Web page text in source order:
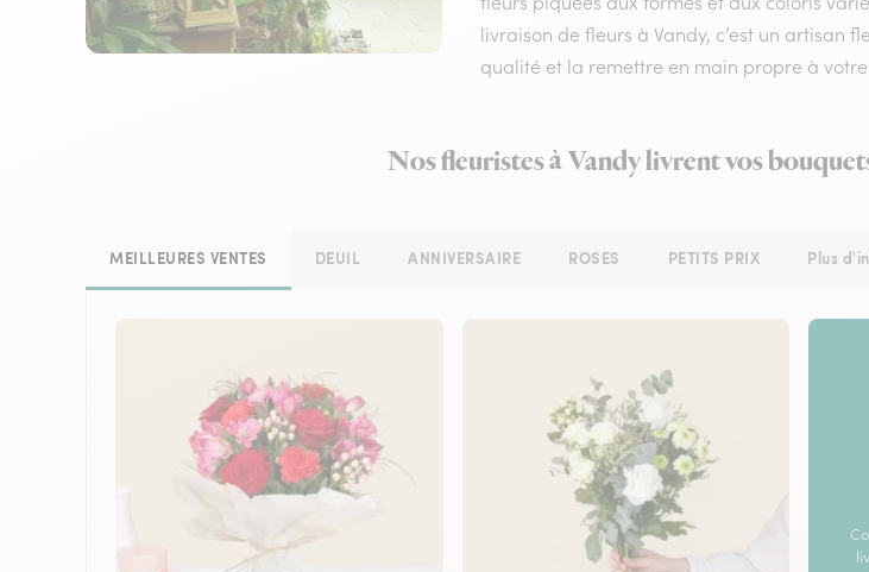
livraison de fleurs à Vandy, c’est un artisan
qualité et la remettre en main propre à
Nos fleuristes à Vandy livrent vos
MEILLEURES VENTES DEUIL ANNIVERSAIRE ROSES PETITS PRIX Plus